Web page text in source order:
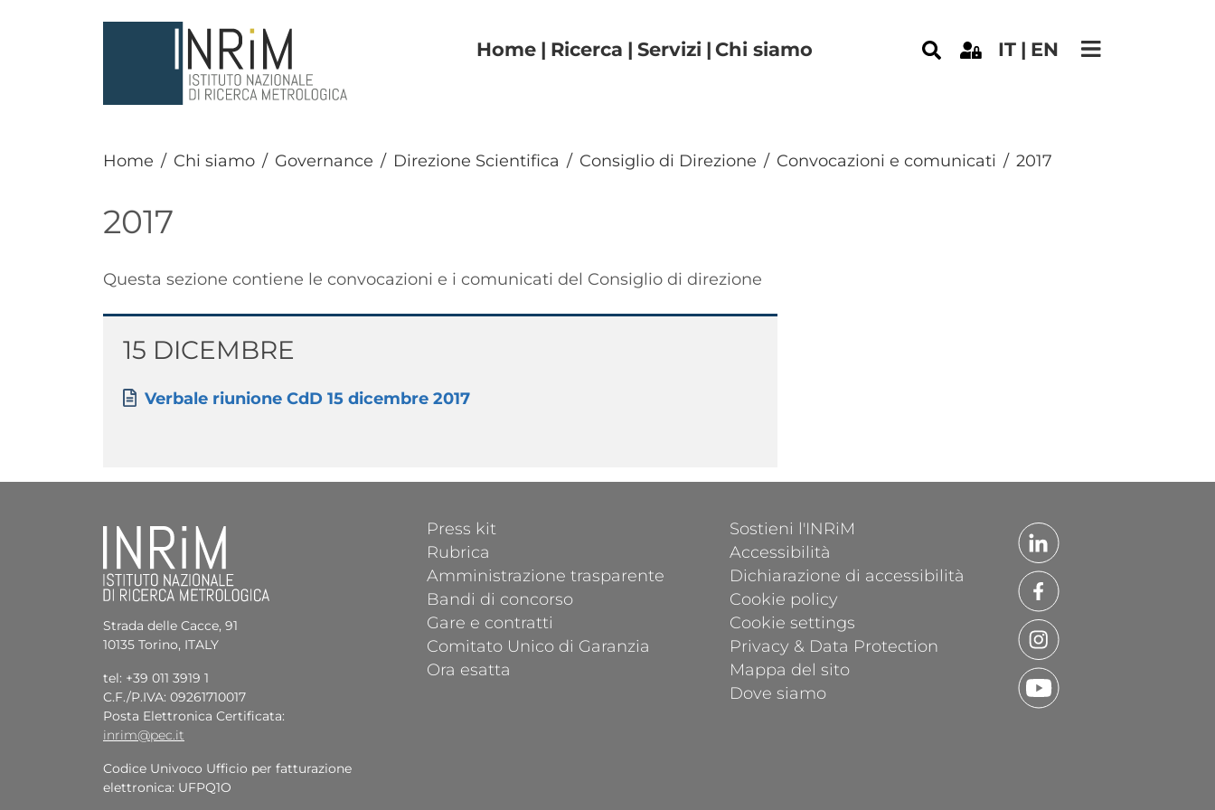
Navigazione principale
Home Ricerca Servizi Chi siamo IT EN
Home Chi siamo Governance Direzione Scientifica Consiglio di Direzione Convocazioni e comunicati 2017
2017
Paragrafo
Questa sezione contiene le convocazioni e i comunicati del Consiglio di direzione
Titolo
15 DICEMBRE
Paragrafo
Allegati
Documento
Verbale riunione CdD 15 dicembre 2017
Strada delle Cacce, 91
10135 Torino, ITALY
tel: +39 011 3919 1
C.F./P.IVA: 09261710017
Posta Elettronica Certificata:
inrim@pec.it
Codice Univoco Ufficio per fatturazione
elettronica: UFPQ1O
FOOTER 1
Press kit
Rubrica
Amministrazione trasparente
Bandi di concorso
Gare e contratti
Comitato Unico di Garanzia
Ora esatta
FOOTER 2
Sostieni l'INRiM
Accessibilità
Dichiarazione di accessibilità
Cookie policy
Cookie settings
Privacy & Data Protection
Mappa del sito
Dove siamo